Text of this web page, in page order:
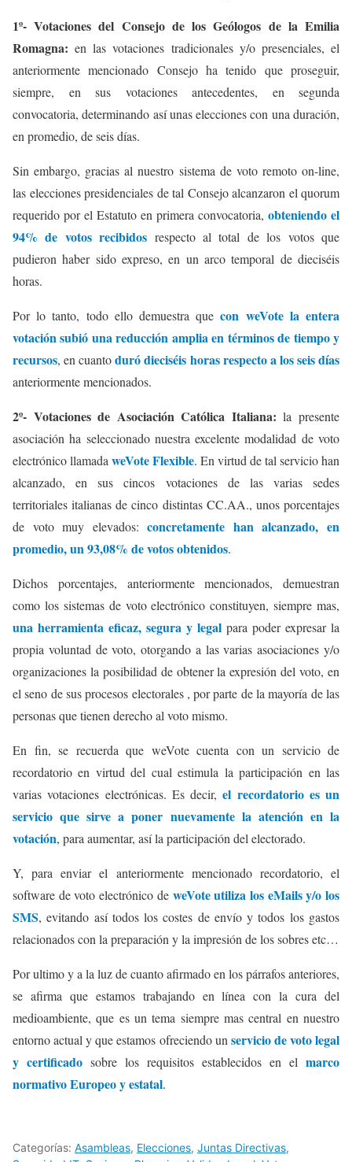
1º- Votaciones del Consejo de los Geólogos de la Emilia
Romagna: en las votaciones tradicionales y/o presenciales, el
anteriormente mencionado Consejo ha tenido que proseguir,
siempre, en sus votaciones antecedentes, en segunda
convocatoria, determinando así unas elecciones con una duración,
en promedio, de seis días.
Sin embargo, gracias al nuestro sistema de voto remoto on-line,
las elecciones presidenciales de tal Consejo alcanzaron el quorum
requerido por el Estatuto en primera convocatoria, obteniendo el
94% de votos recibidos respecto al total de los votos que
pudieron haber sido expreso, en un arco temporal de dieciséis
horas.
Por lo tanto, todo ello demuestra que con weVote la entera
votación subió una reducción amplia en términos de tiempo y
recursos, en cuantoduró dieciséis horas respecto a los seis días
anteriormente mencionados.
2º- Votaciones de Asociación Católica Italiana: la presente
asociación ha seleccionado nuestra excelente modalidad de voto
electrónico llamada weVote Flexible. En virtud de tal servicio han
alcanzado, en sus cincos votaciones de las varias sedes
territoriales italianas de cinco distintas CC.AA., unos porcentajes
de voto muy elevados:concretamente han alcanzado, en
promedio, un 93,08% de votos obtenidos.
Dichos porcentajes, anteriormente mencionados, demuestran
como los sistemas de voto electrónico constituyen, siempre mas,
una herramienta eficaz, segura y legal para poder expresar la
propia voluntad de voto, otorgando a las varias asociaciones y/o
organizaciones la posibilidad de obtener la expresión del voto, en
el seno de sus procesos electorales , por parte de la mayoría de las
personas que tienen derecho al voto mismo.
En fin, se recuerda que weVote cuenta con un servicio de
recordatorio en virtud del cual estimula la participación en las
varias votaciones electrónicas. Es decir,el recordatorio es un
servicio que sirve a poner nuevamente la atención en la
votación, para aumentar, así la participación del electorado.
Y, para enviar el anteriormente mencionado recordatorio, el
software de voto electrónico de weVote utiliza los eMails y/o los
SMS, evitando así todos los costes de envío y todos los gastos
relacionados con la preparación y la impresión de los sobres etc…
Por ultimo y a la luz de cuanto afirmado en los párrafos anteriores,
se afirma que estamos trabajando en línea con la cura del
medioambiente, que es un tema siempre mas central en nuestro
entorno actual y que estamos ofreciendo un servicio de voto legal
y certificado sobre los requisitos establecidos en el marco
normativo Europeo y estatal.
Categorías: Asambleas, Elecciones, Juntas Directivas,